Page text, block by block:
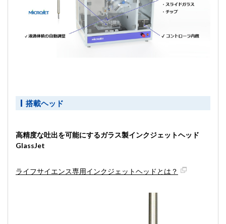
搭載ヘッド
高精度な吐出を可能にするガラス製インクジェットヘッド
GlassJet
ライフサイエンス専用インクジェットヘッドとは？